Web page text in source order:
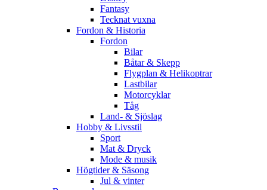
Fantasy
Tecknat vuxna
Fordon & Historia
Fordon
Bilar
Båtar & Skepp
Flygplan & Helikoptrar
Lastbilar
Motorcyklar
Tåg
Land- & Sjöslag
Hobby & Livsstil
Sport
Mat & Dryck
Mode & musik
Högtider & Säsong
Jul & vinter